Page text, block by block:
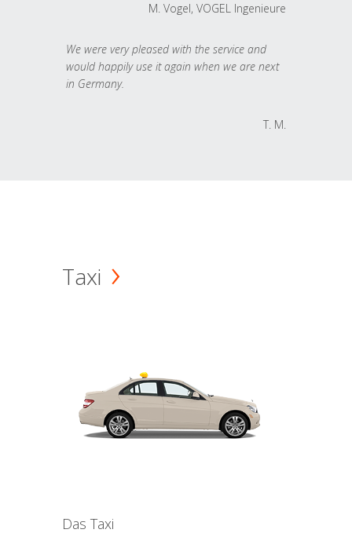
M. Vogel, VOGEL Ingenieure
We were very pleased with the service and
would happily use it again when we are next
in Germany.
T. M.
Taxi
Das Taxi